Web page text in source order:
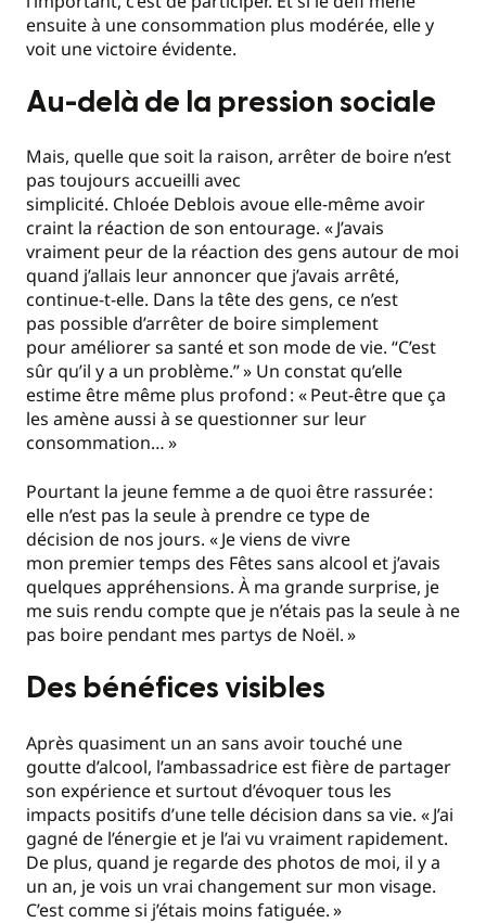
ensuite à une consommation plus modérée, elle y
voit une victoire évidente.
Au-delà de la pression sociale
Mais, quelle que soit la raison, arrêter de boire n’est
pas toujours accueilli avec
simplicité. Chloée Deblois avoue elle-même avoir
craint la réaction de son entourage. «J’avais
vraiment peur de la réaction des gens autour de moi
quand j’allais leur annoncer que j’avais arrêté,
continue-t-elle. Dans la tête des gens, ce n’est
pas possible d’arrêter de boire simplement
pour améliorer sa santé et son mode de vie. “C’est
sûr qu’il y a un problème.”» Un constat qu’elle
estime être même plus profond : «Peut-être que ça
les amène aussi à se questionner sur leur
consommation…»
Pourtant la jeune femme a de quoi être rassurée :
elle n’est pas la seule à prendre ce type de
décision de nos jours. «Je viens de vivre
mon premier temps des Fêtes sans alcool et j’avais
quelques appréhensions. À ma grande surprise, je
me suis rendu compte que je n’étais pas la seule à ne
pas boire pendant mes partys de Noël.»
Des bénéfices visibles
Après quasiment un an sans avoir touché une
goutte d’alcool, l’ambassadrice est fière de partager
son expérience et surtout d’évoquer tous les
impacts positifs d’une telle décision dans sa vie. «J’ai
gagné de l’énergie et je l’ai vu vraiment rapidement.
De plus, quand je regarde des photos de moi, il y a
un an, je vois un vrai changement sur mon visage.
C’est comme si j’étais moins fatiguée.»